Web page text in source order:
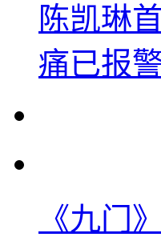
陈凯琳
痛已报
《九门